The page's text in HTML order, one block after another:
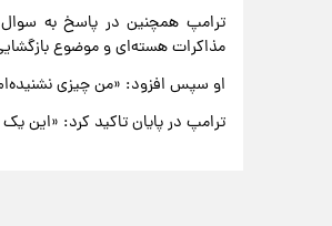
ترامپ همچنین در پاسخ به سوال
مذاکرات هسته‌ای و موضوع
او سپس افزود: «من چیزی
ترامپ در پایان تاکید کرد: «این